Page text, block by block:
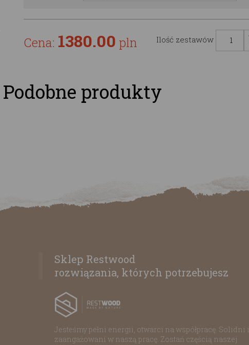
Cena: 1380.00 pln Ilość zestawów
Podobne produkty
Sklep Restwood
rozwiązania, których potrzebujesz
Jesteśmy pełni energii, otwarci na współpracę. Solidni i
zaangażowani w naszą pracę. Zostań częścią naszej